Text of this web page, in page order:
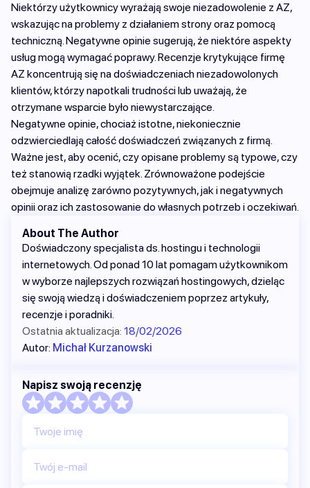
Niektórzy użytkownicy wyrażają swoje niezadowolenie z AZ,
wskazując na problemy z działaniem strony oraz pomocą
techniczną. Negatywne opinie sugerują, że niektóre aspekty
usług mogą wymagać poprawy. Recenzje krytykujące firmę
AZ koncentrują się na doświadczeniach niezadowolonych
klientów, którzy napotkali trudności lub uważają, że
otrzymane wsparcie było niewystarczające.
Negatywne opinie, chociaż istotne, niekoniecznie
odzwierciedlają całość doświadczeń związanych z firmą.
Ważne jest, aby ocenić, czy opisane problemy są typowe, czy
też stanowią rzadki wyjątek. Zrównoważone podejście
obejmuje analizę zarówno pozytywnych, jak i negatywnych
opinii oraz ich zastosowanie do własnych potrzeb i oczekiwań.
About The Author
Doświadczony specjalista ds. hostingu i technologii
internetowych. Od ponad 10 lat pomagam użytkownikom
w wyborze najlepszych rozwiązań hostingowych, dzieląc
się swoją wiedzą i doświadczeniem poprzez artykuły,
recenzje i poradniki.
Ostatnia aktualizacja: 18/02/2026
Autor: Michał Kurzanowski
Napisz swoją recenzję
Twoje imię
Twój e-mail